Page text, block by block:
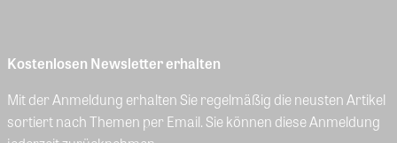
Kostenlosen Newsletter erhalten
Mit der Anmeldung erhalten Sie regelmäßig die neusten Artikel
sortiert nach Themen per Email. Sie können diese Anmeldung